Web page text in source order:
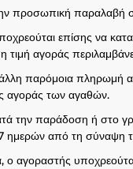
προσωπική παραλαβή
επίσης να
τιμή αγοράς
παρόμοια πληρωμή
αγοράς των αγαθών.
την παράδοση ή στο
7 ημερών από τη σύναψη
αγοραστής